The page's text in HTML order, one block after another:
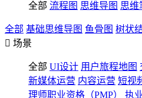
全部 流程图 思维导图 思维
全部 基础思维导图 鱼骨图 树状
 场景
全部 UI设计 用户旅程地图
新媒体运营 内容运营 短视
理师职业资格（PMP）
执